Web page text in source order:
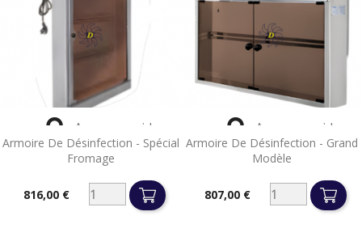
Armoire De Désinfection - Spécial
Fromage
Prix816,00 €
 Aperçu rapide
Armoire De Désinfection - Grand
Modèle
Prix807,00 €
 Aperçu rapide